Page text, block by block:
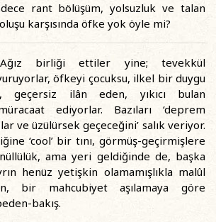
rant bölüşüm, yolsuzluk ve talan
karşısında öfke yok öyle mi?
birliği ettiler yine; tevekkül
öfkeyi çocuksu, ilkel bir duygu
geçersiz ilân eden, yıkıcı bulan
ediyorlar. Bazıları ‘deprem
ve üzülürsek geçeceğini’ salık veriyor.
‘cool’ bir tını, görmüş-geçirmişlere
ama yeri geldiğinde de, başka
henüz yetişkin olamamışlıkla malûl
bir mahcubiyet aşılamaya göre
bakış.